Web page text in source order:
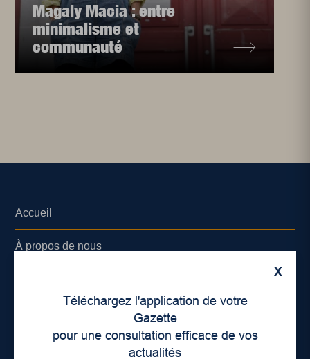
Magaly Macia : entre
minimalisme et
communauté
X
Téléchargez l'application de votre
Gazette
pour une consultation efficace de vos
actualités
Accueil
À propos de nous
Lieux de distribution